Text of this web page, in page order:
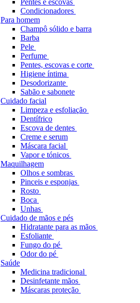
Pentes e escovas
Condicionadores
Para homem
Champô sólido e barra
Barba
Pele
Perfume
Pentes, escovas e corte
Higiene íntima
Desodorizante
Sabão e sabonete
Cuidado facial
Limpeza e esfoliação
Dentífrico
Escova de dentes
Creme e serum
Máscara facial
Vapor e tónicos
Maquilhagem
Olhos e sombras
Pinceis e esponjas
Rosto
Boca
Unhas
Cuidado de mãos e pés
Hidratante para as mãos
Esfoliante
Fungo do pé
Odor do pé
Saúde
Medicina tradicional
Desinfetante mãos
Máscaras proteção